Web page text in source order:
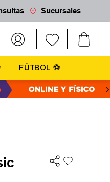
Sucursales
FÚTBOL ⚽